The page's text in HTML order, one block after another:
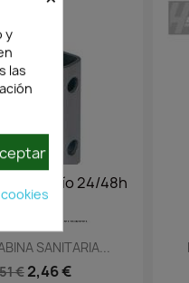
En Stock·Envío
Vista rápida
PERCHA SIMPLE
y
las